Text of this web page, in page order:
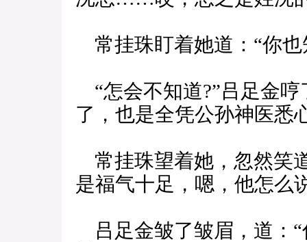
常挂珠盯着她道：“你也
“怎会不知道?”吕足金
了，也是全凭公孙神医悉
常挂珠望着她，忽然笑
是福气十足，嗯，他怎么
吕足金皱了皱眉，道：“